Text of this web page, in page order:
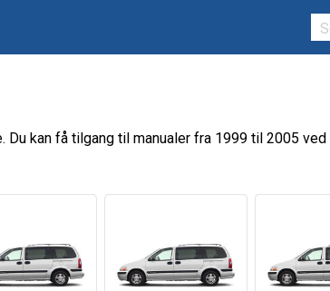
Du kan få tilgang til manualer fra 1999 til 2005